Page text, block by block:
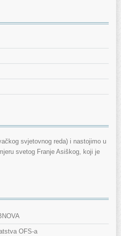
svjetovnog reda) i nastojimo u
svetog Franje Asiškog, koji je
OFS-a